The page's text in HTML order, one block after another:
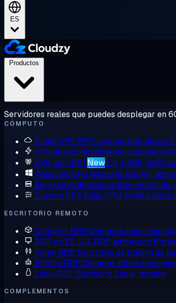
ES
Servidores reales que puedes desplegar en
CÓMPUTO
Cloud VPS EPYC compartido, desde
VPS de alto rendimiento Núcleos
VPS con GPU New L4, L40S, H100
Windows VPS Windows Server,
Servidores dedicados Bare metal de
Custom VPS Elige CPU, RAM y disco
ESCRITORIO REMOTO
Comprar RDP Compara todos los
RDP en EE. UU. RDP admin con IPs
Forex RDP Escritorio de trading de
Botting RDP Siempre activo para
Linux RDP Escritorio Linux, remoto
COMPLEMENTOS